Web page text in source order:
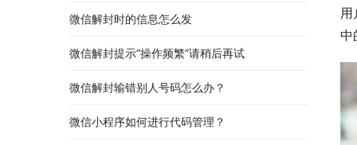
用
中
微信解封时的信息怎么发
微信解封提示“操作频繁”请稍后再试
微信解封输错别人号码怎么办？
微信小程序如何进行代码管理？